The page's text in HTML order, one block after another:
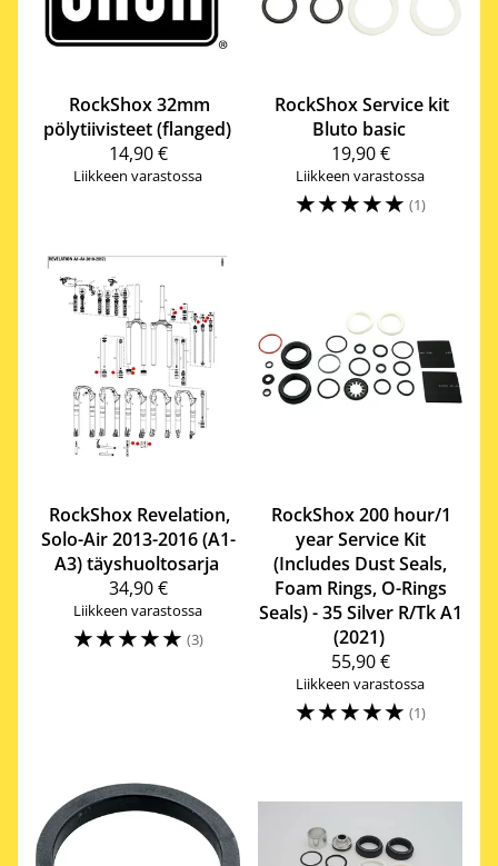
RockShox 32mm
pölytiivisteet (flanged)
14,90 €
Liikkeen varastossa
RockShox Service kit
Bluto basic
19,90 €
Liikkeen varastossa
☆☆☆☆☆ (1)
RockShox Revelation,
Solo-Air 2013-2016 (A1-
A3) täyshuoltosarja
34,90 €
Liikkeen varastossa
☆☆☆☆☆ (3)
RockShox200 hour/1
year Service Kit
(Includes Dust Seals,
Foam Rings, O-Rings
Seals) - 35 Silver R/Tk A1
(2021)
55,90 €
Liikkeen varastossa
☆☆☆☆☆ (1)